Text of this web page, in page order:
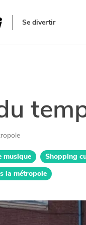
Se divertir
musique
Shopping
la métropole